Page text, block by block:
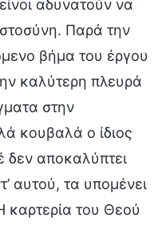
αδυνατούν να
Παρά την
βήμα του έργου
καλύτερη πλευρά
στην
κουβαλά ο ίδιος
δεν αποκαλύπτει
αυτού, τα υπομένει
καρτερία του Θεού